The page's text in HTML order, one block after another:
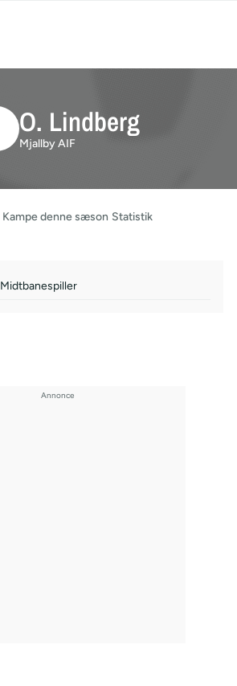
O. Lindberg
Mjallby AIF
Kampe denne sæson Statistik
Midtbanespiller